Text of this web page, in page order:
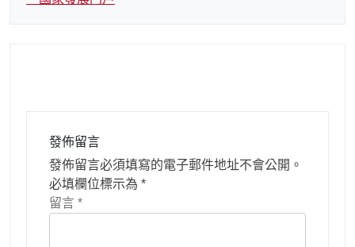
發佈留言
發佈留言必須填寫的電子郵件地址不會公開。
必填欄位標示為 *
留言 *